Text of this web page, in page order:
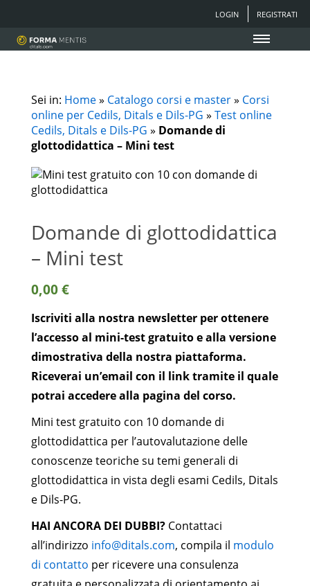
LOGIN REGISTRATI
Sei in: Home» Catalogo corsi e master» Corsi
online per Cedils, Ditals e Dils-PG » Test online
Cedils, Ditals e Dils-PG » Domande di
glottodidattica – Mini test
Domande di glottodidattica
– Mini test
0,00€
Iscriviti alla nostra newsletter per ottenere
l’accesso al mini-test gratuito e alla versione
dimostrativa della nostra piattaforma.
Riceverai un’email con il link tramite il quale
potrai accedere alla pagina del corso.
Mini test gratuito con 10 domande di
glottodidattica per l’autovalutazione delle
conoscenze teoriche su temi generali di
glottodidattica in vista degli esami Cedils, Ditals
e Dils-PG.
HAI ANCORA DEI DUBBI? Contattaci
all’indirizzo info@ditals.com, compila il modulo
di contatto per ricevere una consulenza